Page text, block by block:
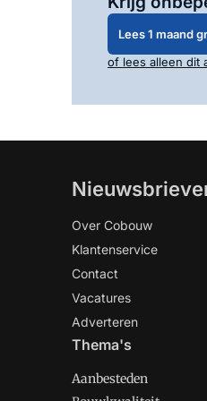
Lees 1 maand
of lees alleen dit
Over Cobouw
Klantenservice
Contact
Vacatures
Adverteren
Thema's
Aanbesteden